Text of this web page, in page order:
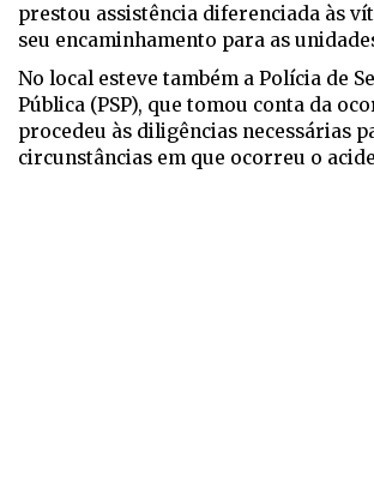
prestou assistência diferenciada às
seu encaminhamento para as
No local esteve também a Polícia de
Pública (PSP), que tomou conta da
procedeu às diligências necessárias
circunstâncias em que ocorreu o